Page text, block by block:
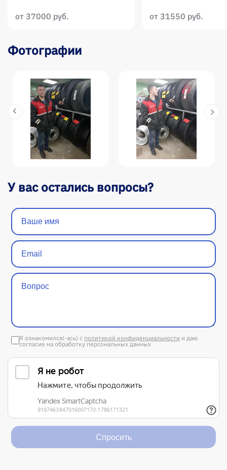
от 37000 руб. от 31550 руб.
Фотографии
У вас остались вопросы?
Я ознакомился(-ась) с политикой конфиденциальности и даю
согласие на обработку персональных данных
Спросить